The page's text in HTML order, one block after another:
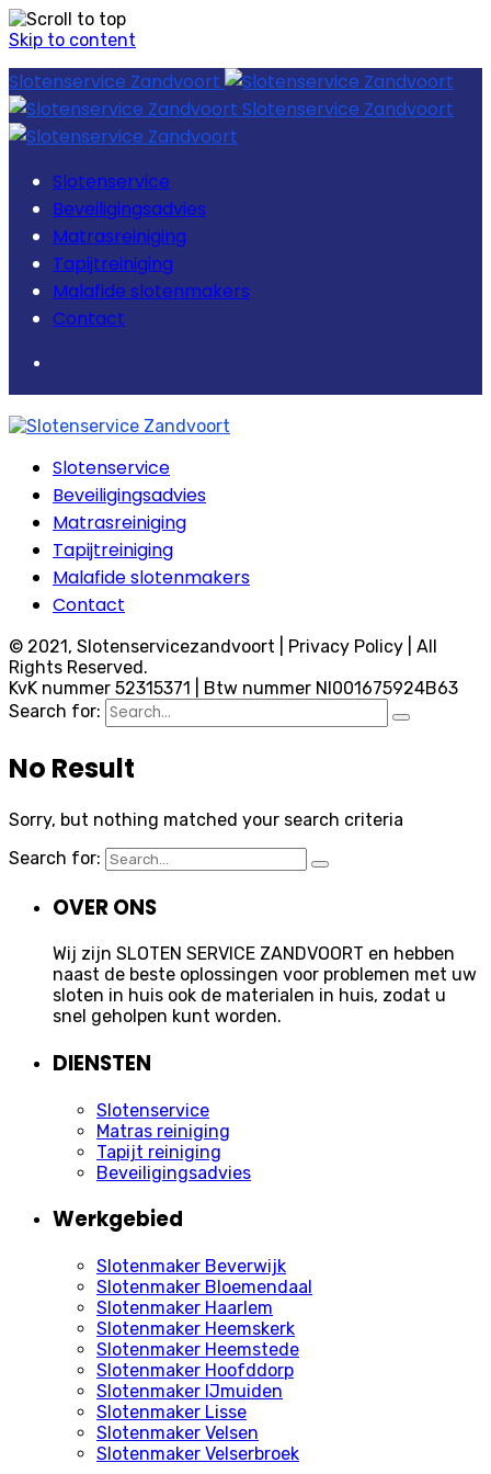
Skip to content
Slotenservice Zandvoort
Slotenservice Zandvoort
Slotenservice
Beveiligingsadvies
Matrasreiniging
Tapijtreiniging
Malafide slotenmakers
Contact
Slotenservice
Beveiligingsadvies
Matrasreiniging
Tapijtreiniging
Malafide slotenmakers
Contact
© 2021, Slotenservicezandvoort | Privacy Policy | All
Rights Reserved.
KvK nummer 52315371 | Btw nummer Nl001675924B63
Search for:
No Result
Sorry, but nothing matched your search criteria
Search for:
OVER ONS
Wij zijn SLOTEN SERVICE ZANDVOORT en hebben
naast de beste oplossingen voor problemen met uw
sloten in huis ook de materialen in huis, zodat u
snel geholpen kunt worden.
DIENSTEN
Slotenservice
Matras reiniging
Tapijt reiniging
Beveiligingsadvies
Werkgebied
Slotenmaker Beverwijk
Slotenmaker Bloemendaal
Slotenmaker Haarlem
Slotenmaker Heemskerk
Slotenmaker Heemstede
Slotenmaker Hoofddorp
Slotenmaker IJmuiden
Slotenmaker Lisse
Slotenmaker Velsen
Slotenmaker Velserbroek